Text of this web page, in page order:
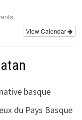
View Calendar
basque
du Pays Basque